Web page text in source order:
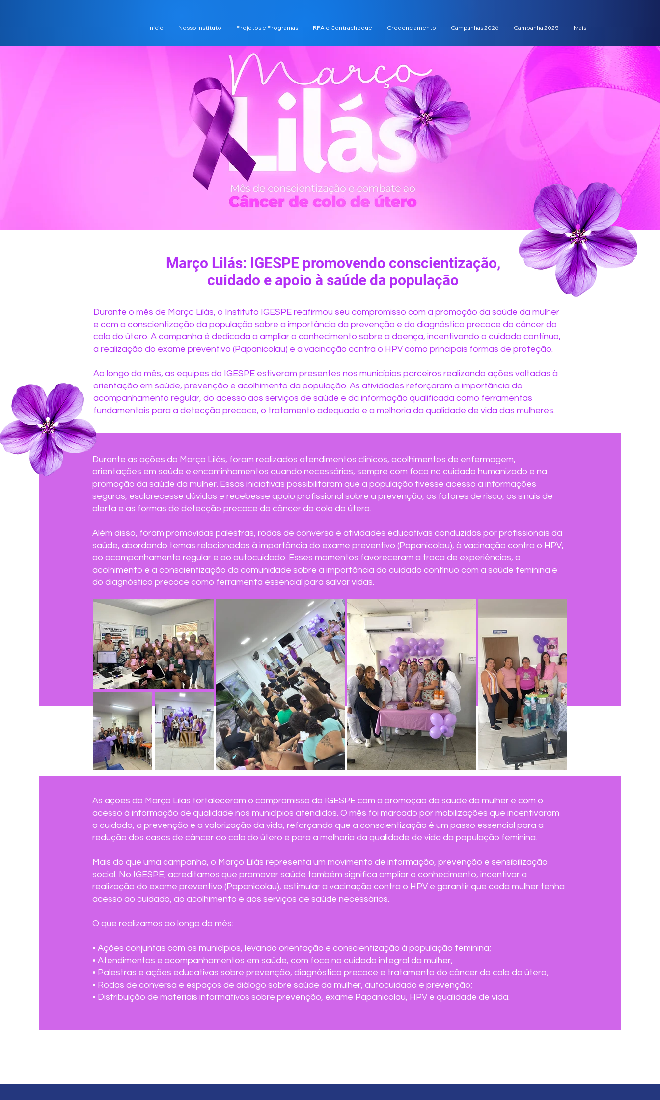
Início Nosso Instituto Projetos e Programas RPA e Contracheque Credenciamento Campanhas 2026 Campanha 2025 Mais
Março Lilás: IGESPE promovendo conscientização,
cuidado e apoio à saúde da população
Durante o mês de Março Lilás, o Instituto IGESPE reafirmou seu compromisso com a promoção da saúde da mulher
e com a conscientização da população sobre a importância da prevenção e do diagnóstico precoce do câncer do
colo do útero. A campanha é dedicada a ampliar o conhecimento sobre a doença, incentivando o cuidado contínuo,
a realização do exame preventivo (Papanicolau) e a vacinação contra o HPV como principais formas de proteção.
Ao longo do mês, as equipes do IGESPE estiveram presentes nos municípios parceiros realizando ações voltadas à
orientação em saúde, prevenção e acolhimento da população. As atividades reforçaram a importância do
acompanhamento regular, do acesso aos serviços de saúde e da informação qualificada como ferramentas
fundamentais para a detecção precoce, o tratamento adequado e a melhoria da qualidade de vida das mulheres.
Durante as ações do Março Lilás, foram realizados atendimentos clínicos, acolhimentos de enfermagem,
orientações em saúde e encaminhamentos quando necessários, sempre com foco no cuidado humanizado e na
promoção da saúde da mulher. Essas iniciativas possibilitaram que a população tivesse acesso a informações
seguras, esclarecesse dúvidas e recebesse apoio profissional sobre a prevenção, os fatores de risco, os sinais de
alerta e as formas de detecção precoce do câncer do colo do útero.
Além disso, foram promovidas palestras, rodas de conversa e atividades educativas conduzidas por profissionais da
saúde, abordando temas relacionados à importância do exame preventivo (Papanicolau), à vacinação contra o HPV,
ao acompanhamento regular e ao autocuidado. Esses momentos favoreceram a troca de experiências, o
acolhimento e a conscientização da comunidade sobre a importância do cuidado contínuo com a saúde feminina e
do diagnóstico precoce como ferramenta essencial para salvar vidas.
As ações do Março Lilás fortaleceram o compromisso do IGESPE com a promoção da saúde da mulher e com o
acesso à informação de qualidade nos municípios atendidos. O mês foi marcado por mobilizações que incentivaram
o cuidado, a prevenção e a valorização da vida, reforçando que a conscientização é um passo essencial para a
redução dos casos de câncer do colo do útero e para a melhoria da qualidade de vida da população feminina.
Mais do que uma campanha, o Março Lilás representa um movimento de informação, prevenção e sensibilização
social. No IGESPE, acreditamos que promover saúde também significa ampliar o conhecimento, incentivar a
realização do exame preventivo (Papanicolau), estimular a vacinação contra o HPV e garantir que cada mulher tenha
acesso ao cuidado, ao acolhimento e aos serviços de saúde necessários.
O que realizamos ao longo do mês:
• Ações conjuntas com os municípios, levando orientação e conscientização à população feminina;
• Atendimentos e acompanhamentos em saúde, com foco no cuidado integral da mulher;
• Palestras e ações educativas sobre prevenção, diagnóstico precoce e tratamento do câncer do colo do útero;
• Rodas de conversa e espaços de diálogo sobre saúde da mulher, autocuidado e prevenção;
• Distribuição de materiais informativos sobre prevenção, exame Papanicolau, HPV e qualidade de vida.